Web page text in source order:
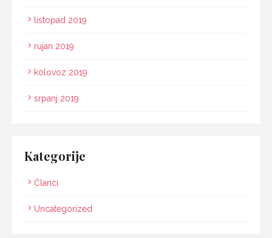
listopad 2019
rujan 2019
kolovoz 2019
srpanj 2019
Kategorije
Članci
Uncategorized